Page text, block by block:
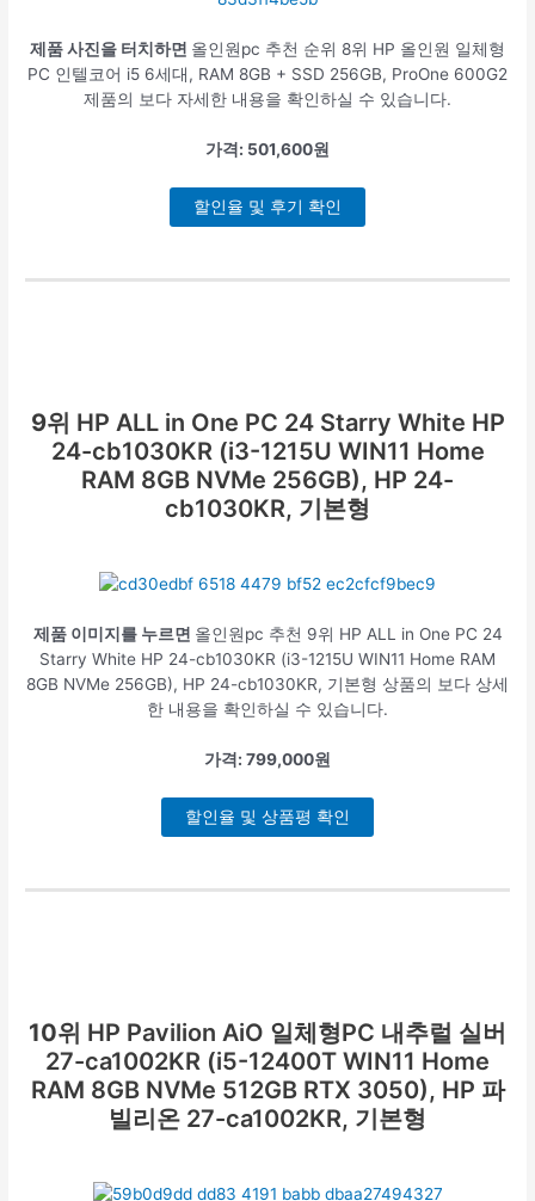
제품 사진을 터치하면 올인원pc 추천 순위 8위 HP 올인원 일체형
PC 인텔코어 i5 6세대, RAM 8GB + SSD 256GB, ProOne 600G2
제품의 보다 자세한 내용을 확인하실 수 있습니다.
가격: 501,600원
할인율 및 후기 확인
9위 HP ALL in One PC 24 Starry White HP
24-cb1030KR (i3-1215U WIN11 Home
RAM 8GB NVMe 256GB), HP 24-
cb1030KR, 기본형
제품 이미지를 누르면 올인원pc 추천 9위 HP ALL in One PC 24
Starry White HP 24-cb1030KR (i3-1215U WIN11 Home RAM
8GB NVMe 256GB), HP 24-cb1030KR, 기본형 상품의 보다 상세
한 내용을 확인하실 수 있습니다.
가격: 799,000원
할인율 및 상품평 확인
10위 HP Pavilion AiO 일체형PC 내추럴 실버
27-ca1002KR (i5-12400T WIN11 Home
RAM 8GB NVMe 512GB RTX 3050), HP 파
빌리온 27-ca1002KR, 기본형